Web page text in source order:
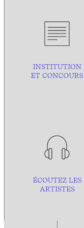
INSTITUTION
ET CONCOURS
ÉCOUTEZ LES
ARTISTES